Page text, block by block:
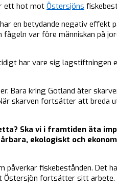
ett hot mot Östersjöns
en betydande negativ effekt
var före människan på
har vare sig lagstiftningen
Bara kring Gotland äter
skarven fortsätter att breda
Ska vi i framtiden äta
ekologiskt och
fiskebestånden. Det
Östersjön fortsätter sitt arbete.